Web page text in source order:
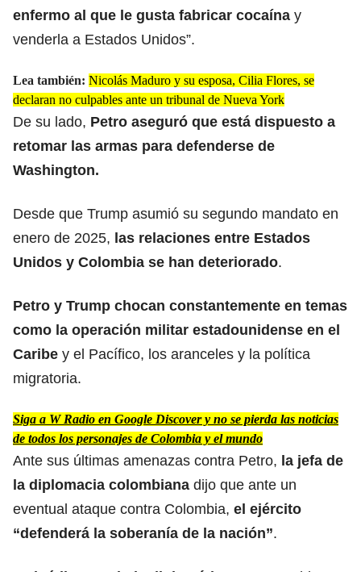
enfermo al que le gusta fabricar cocaína y
venderla a Estados Unidos”.
Lea también: Nicolás Maduro y su esposa, Cilia Flores, se
declaran no culpables ante un tribunal de Nueva York
De su lado, Petro aseguró que está dispuesto a
retomar las armas para defenderse de
Washington.
Desde que Trump asumió su segundo mandato en
enero de 2025, las relaciones entre Estados
Unidos y Colombia se han deteriorado.
Petro y Trump chocan constantemente en temas
como la operación militar estadounidense en el
Caribe y el Pacífico, los aranceles y la política
migratoria.
Siga a W Radio en Google Discover y no se pierda las noticias
de todos los personajes de Colombia y el mundo
Ante sus últimas amenazas contra Petro, la jefa de
la diplomacia colombiana dijo que ante un
eventual ataque contra Colombia, el ejército
“defenderá la soberanía de la nación”.